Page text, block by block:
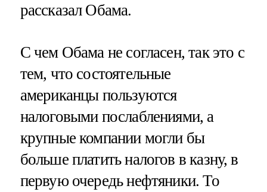
рассказал Обама.
С чем Обама не согласен, так это с
тем, что состоятельные
американцы пользуются
налоговыми послаблениями, а
крупные компании могли бы
больше платить налогов в казну, в
первую очередь нефтяники. То